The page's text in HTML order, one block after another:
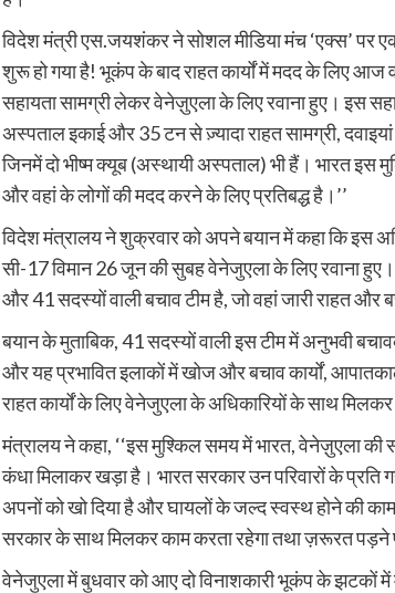
विदेश मंत्री एस.जयशंकर ने सोशल मीडिया मंच ‘एक्स’ पर
शुरू हो गया है! भूकंप के बाद राहत कार्यों में मदद के लिए आज
सहायता सामग्री लेकर वेनेज़ुएला के लिए रवाना हुए। इस
अस्पताल इकाई और 35 टन से ज़्यादा राहत सामग्री,
जिनमें दो भीष्म क्यूब (अस्थायी अस्पताल) भी हैं। भारत इस
और वहां के लोगों की मदद करने के लिए प्रतिबद्ध है।’’
विदेश मंत्रालय ने शुक्रवार को अपने बयान में कहा कि इस
सी-17 विमान 26 जून की सुबह वेनेजुएला के लिए रवाना हुए।
और 41 सदस्यों वाली बचाव टीम है, जो वहां जारी राहत और
बयान के मुताबिक, 41 सदस्यों वाली इस टीम में अनुभवी
और यह प्रभावित इलाकों में खोज और बचाव कार्यों,
राहत कार्यों के लिए वेनेजुएला के अधिकारियों के साथ
मंत्रालय ने कहा, ‘‘इस मुश्किल समय में भारत, वेनेज़ुएला
कंधा मिलाकर खड़ा है। भारत सरकार उन परिवारों के प्रति
अपनों को खो दिया है और घायलों के जल्द स्वस्थ होने की
सरकार के साथ मिलकर काम करता रहेगा तथा ज़रूरत पड़ने
वेनेजुएला में बुधवार को आए दो विनाशकारी भूकंप के झटकों